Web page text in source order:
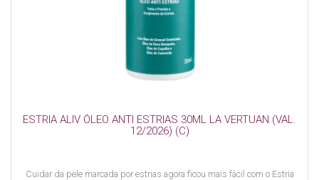
ESTRIA ALIV ÓLEO ANTI ESTRIAS 30ML LA VERTUAN (VAL.
12/2026) (C)
Cuidar da pele marcada por estrias agora ficou mais fácil com o Estria